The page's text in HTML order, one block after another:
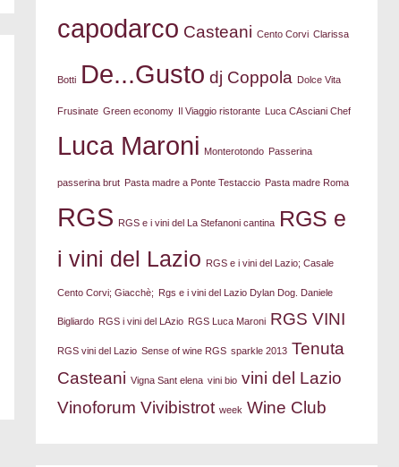
capodarco Casteani Cento Corvi Clarissa
Botti De...Gusto dj Coppola Dolce Vita
Frusinate Green economy Il Viaggio ristorante Luca CAsciani Chef
Luca Maroni Monterotondo Passerina
passerina brut Pasta madre a Ponte Testaccio Pasta madre Roma
RGS RGS e i vini del La Stefanoni cantina RGS e
i vini del Lazio RGS e i vini del Lazio; Casale
Cento Corvi; Giacchè; Rgs e i vini del Lazio Dylan Dog. Daniele
Bigliardo RGS i vini del LAzio RGS Luca Maroni RGS VINI
RGS vini del Lazio Sense of wine RGS sparkle 2013 Tenuta
Casteani Vigna Sant elena vini bio vini del Lazio
Vinoforum Vivibistrot week Wine Club